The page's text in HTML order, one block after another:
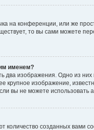
на конференции, или же
то вы сами можете
именем?
два изображения. Одно из
изображение,
вы не можете
созданных вами